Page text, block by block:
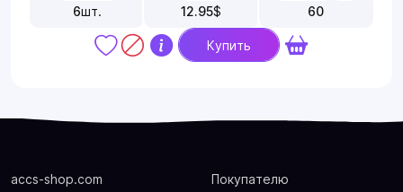
6шт. 12.95$ 60
Купить
accs-shop.com Покупателю